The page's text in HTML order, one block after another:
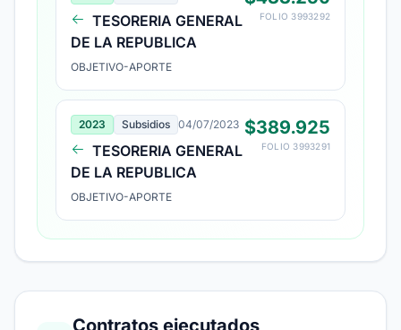
TESORERIA GENERAL
DE LA REPUBLICA
OBJETIVO-APORTE
FOLIO 3993292
2023 Subsidios 04/07/2023
TESORERIA GENERAL
DE LA REPUBLICA
OBJETIVO-APORTE
$389.925
FOLIO 3993291
Contratos ejecutados